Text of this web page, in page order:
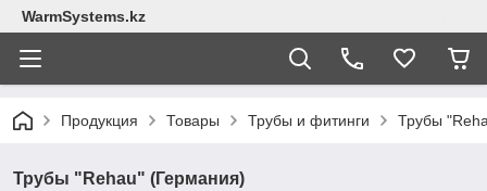
WarmSystems.kz
Продукция Товары Трубы и фитинги Трубы
Трубы "Rehau" (Германия)